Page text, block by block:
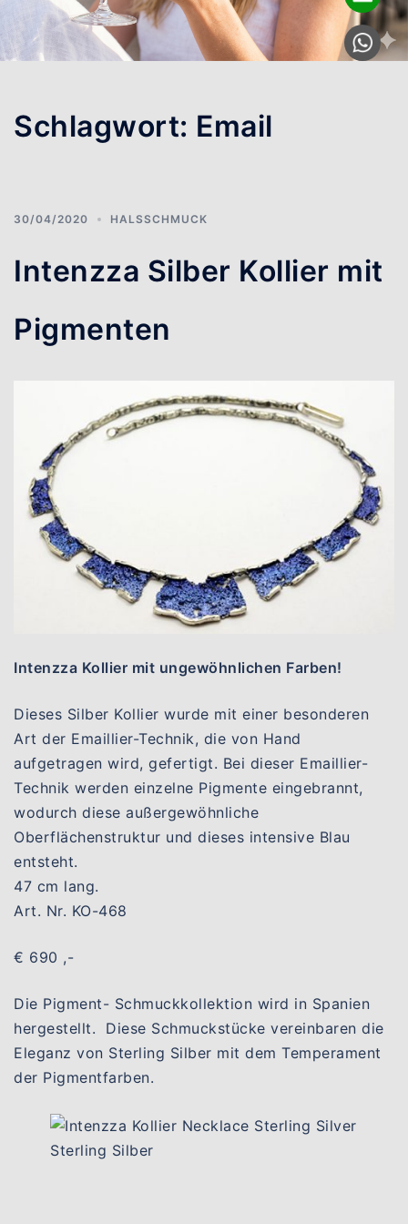
Schlagwort: Email
30/04/2020 HALSSCHMUCK
Intenzza Silber Kollier mit
Pigmenten
Intenzza Kollier mit ungewöhnlichen Farben!
Dieses Silber Kollier wurde mit einer besonderen
Art der Emaillier-Technik, die von Hand
aufgetragen wird, gefertigt. Bei dieser Emaillier-
Technik werden einzelne Pigmente eingebrannt,
wodurch diese außergewöhnliche
Oberflächenstruktur und dieses intensive Blau
entsteht.
47 cm lang.
Art. Nr. KO-468
€ 690 ,-
Die Pigment- Schmuckkollektion wird in Spanien
hergestellt. Diese Schmuckstücke vereinbaren die
Eleganz von Sterling Silber mit dem Temperament
der Pigmentfarben.